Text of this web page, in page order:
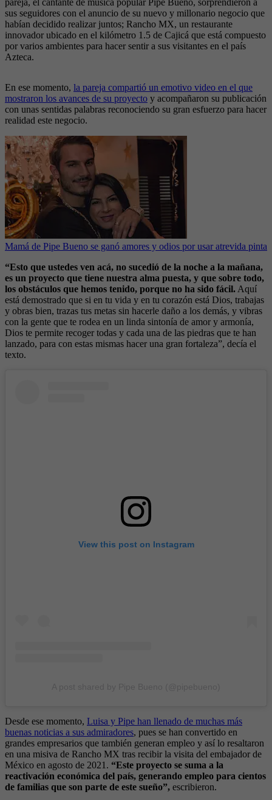
pareja, el cantante de música popular Pipe Bueno, sorprendieron a
sus seguidores con el anuncio de su nuevo y millonario negocio que
habían decidido realizar juntos; Rancho MX, un restaurante
innovador ubicado en el kilómetro 1.5 de Cajicá que está compuesto
por varios ambientes para hacer sentir a sus visitantes en el país
Azteca.
En ese momento, la pareja compartió un emotivo video en el que
mostraron los avances de su proyecto y acompañaron su publicación
con unas sentidas palabras reconociendo su gran esfuerzo para hacer
realidad este negocio.
Mamá de Pipe Bueno se ganó amores y odios por usar atrevida pinta
“Esto que ustedes ven acá, no sucedió de la noche a la mañana,
es un proyecto que tiene nuestra alma puesta, y que sobre todo,
los obstáculos que hemos tenido, porque no ha sido fácil. Aquí
está demostrado que si en tu vida y en tu corazón está Dios, trabajas
y obras bien, trazas tus metas sin hacerle daño a los demás, y vibras
con la gente que te rodea en un linda sintonía de amor y armonía,
Dios te permite recoger todas y cada una de las piedras que te han
lanzado, para con estas mismas hacer una gran fortaleza”, decía el
texto.
View this post on Instagram
Desde ese momento, Luisa y Pipe han llenado de muchas más
buenas noticias a sus admiradores, pues se han convertido en
grandes empresarios que también generan empleo y así lo resaltaron
en una misiva de Rancho MX tras recibir la visita del embajador de
México en agosto de 2021. “Este proyecto se suma a la
reactivación económica del país, generando empleo para cientos
de familias que son parte de este sueño”, escribieron.